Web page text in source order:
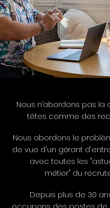
Nous n’abordons pas la
têtes comme des
Nous abordons le
de vue d'un gérant
avec toutes les
métier" du
Depuis plus de 30